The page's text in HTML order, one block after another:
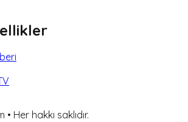
Her hakkı saklıdır.